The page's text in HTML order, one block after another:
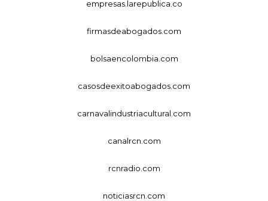
empresas.larepublica.co
firmasdeabogados.com
bolsaencolombia.com
casosdeexitoabogados.com
carnavalindustriacultural.com
canalrcn.com
rcnradio.com
noticiasrcn.com